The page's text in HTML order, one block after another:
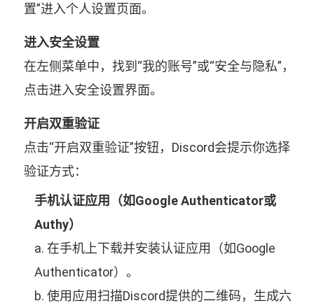
置”进入个人设置页面。
进入安全设置
在左侧菜单中，找到“我的账号”或“安全与隐私”，
点击进入安全设置界面。
开启双重验证
点击“开启双重验证”按钮，Discord会提示你选择
验证方式：
手机认证应用（如Google Authenticator或
Authy）
a. 在手机上下载并安装认证应用（如Google
Authenticator）。
b. 使用应用扫描Discord提供的二维码，生成六